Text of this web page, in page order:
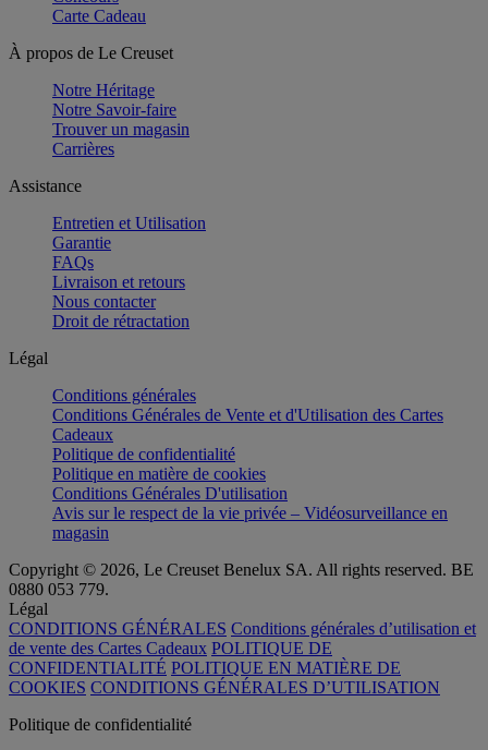
Carte Cadeau
À propos de Le Creuset
Notre Héritage
Notre Savoir-faire
Trouver un magasin
Carrières
Assistance
Entretien et Utilisation
Garantie
FAQs
Livraison et retours
Nous contacter
Droit de rétractation
Légal
Conditions générales
Conditions Générales de Vente et d'Utilisation des Cartes
Cadeaux
Politique de confidentialité
Politique en matière de cookies
Conditions Générales D'utilisation
Avis sur le respect de la vie privée – Vidéosurveillance en
magasin
Copyright © 2026, Le Creuset Benelux SA. All rights reserved. BE
0880 053 779.
Légal
CONDITIONS GÉNÉRALES Conditions générales d’utilisation et
de vente des Cartes Cadeaux POLITIQUE DE
CONFIDENTIALITÉ POLITIQUE EN MATIÈRE DE
COOKIES CONDITIONS GÉNÉRALES D’UTILISATION
Politique de confidentialité